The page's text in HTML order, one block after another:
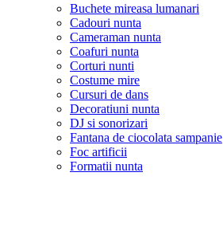
Buchete mireasa lumanari
Cadouri nunta
Cameraman nunta
Coafuri nunta
Corturi nunti
Costume mire
Cursuri de dans
Decoratiuni nunta
DJ si sonorizari
Fantana de ciocolata sampanie
Foc artificii
Formatii nunta